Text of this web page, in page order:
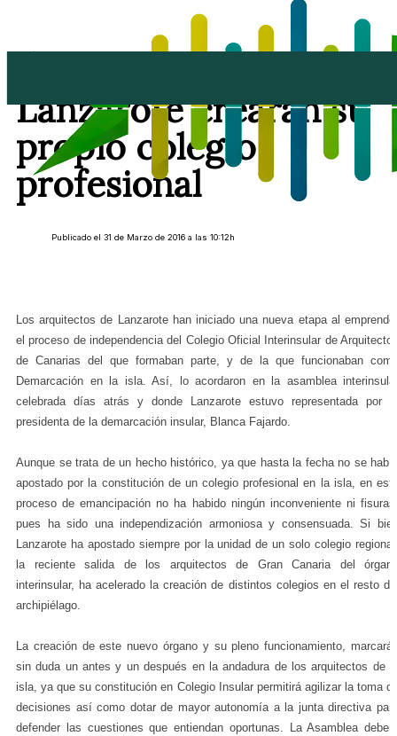
Lanzarote crearán su
propio colegio
profesional
Publicado el 31 de Marzo de 2016 a las 10:12h
Los arquitectos de Lanzarote han iniciado una nueva etapa al
el proceso de independencia del Colegio Oficial Interinsular de
de Canarias del que formaban parte, y de la que funcionaban
Demarcación en la isla. Así, lo acordaron en la asamblea
celebrada días atrás y donde Lanzarote estuvo representada por
presidenta de la demarcación insular, Blanca Fajardo.
Aunque se trata de un hecho histórico, ya que hasta la fecha no se
apostado por la constitución de un colegio profesional en la isla, en
proceso de emancipación no ha habido ningún inconveniente ni
pues ha sido una independización armoniosa y consensuada. Si
Lanzarote ha apostado siempre por la unidad de un solo colegio
la reciente salida de los arquitectos de Gran Canaria del
interinsular, ha acelerado la creación de distintos colegios en el resto
archipiélago.
La creación de este nuevo órgano y su pleno funcionamiento,
sin duda un antes y un después en la andadura de los arquitectos de
isla, ya que su constitución en Colegio Insular permitirá agilizar la toma
decisiones así como dotar de mayor autonomía a la junta directiva
defender las cuestiones que entiendan oportunas. La Asamblea